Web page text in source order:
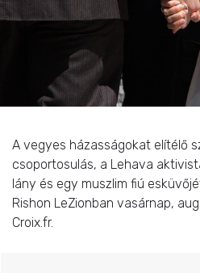
A vegyes házasságokat elítélő
csoportosulás, a Lehava
lány és egy muszlim fiú
Rishon LeZionban vasárnap,
Croix.fr.